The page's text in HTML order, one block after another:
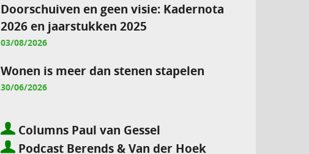
Doorschuiven en geen visie: Kadernota
2026 en jaarstukken 2025
03/08/2026
Wonen is meer dan stenen stapelen
30/06/2026
Columns Paul van Gessel
Podcast Berends & Van der Hoek